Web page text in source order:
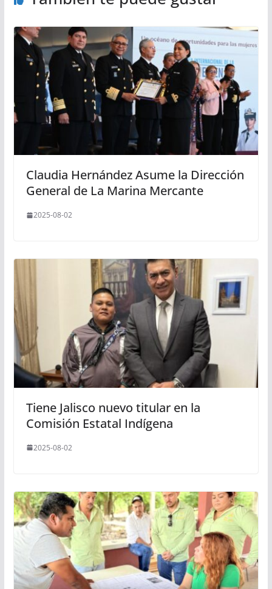
Claudia Hernández Asume la Dirección
General de La Marina Mercante
2025-08-02
Tiene Jalisco nuevo titular en la
Comisión Estatal Indígena
2025-08-02